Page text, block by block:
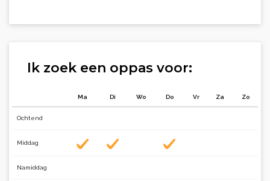
Ik zoek een oppas voor:
Ma Di Wo Do Vr Za Zo
Ochtend
Middag
Namiddag